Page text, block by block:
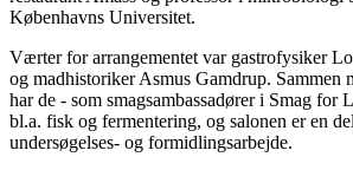
Københavns Universitet.
Værter for arrangementet var gastrofysiker
og madhistoriker Asmus Gamdrup. Sammen
har de - som smagsambassadører i Smag for
bl.a. fisk og fermentering, og salonen er en
undersøgelses- og formidlingsarbejde.